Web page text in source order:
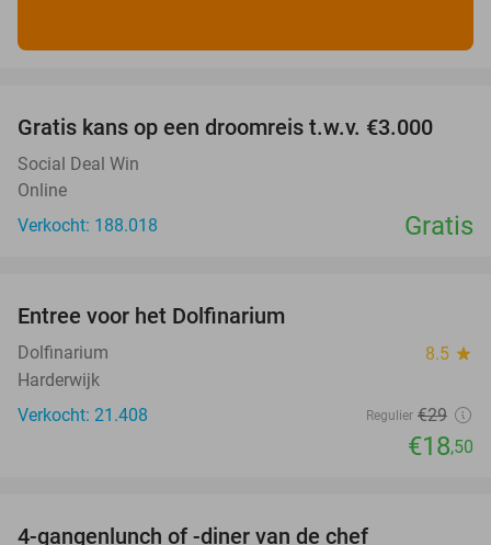
Gratis kans op een droomreis t.w.v. €3.000
Social Deal Win
Online
Verkocht: 188.018
Gratis
Entree voor het Dolfinarium
Dolfinarium 8.5 star
Harderwijk
Verkocht: 21.408
Regulier €29
€18,50
4-gangenlunch of -diner van de chef